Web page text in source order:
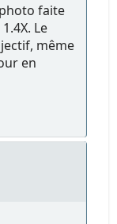
faite
Le
même
en